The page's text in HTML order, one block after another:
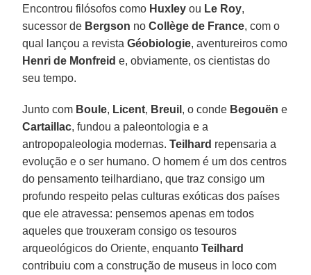
Encontrou filósofos como Huxley ou Le Roy,
sucessor de Bergson noCollège de France, com o
qual lançou a revistaGéobiologie, aventureiros como
Henri de Monfreid e, obviamente, os cientistas do
seu tempo.
Junto com Boule, Licent, Breuil , o conde Begouën e
Cartaillac, fundou a paleontologia e a
antropopaleologia modernas.Teilhard repensaria a
evolução e o ser humano. O homem é um dos centros
do pensamento teilhardiano, que traz consigo um
profundo respeito pelas culturas exóticas dos países
que ele atravessa: pensemos apenas em todos
aqueles que trouxeram consigo os tesouros
arqueológicos do Oriente, enquantoTeilhard
contribuiu com a construção de museus in loco com